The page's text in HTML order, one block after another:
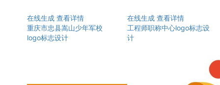
在线生成 查看详情
重庆市忠县嵩山少年军校
logo标志设计
在线生成 查看详情
工程师职称中心logo标志设
计